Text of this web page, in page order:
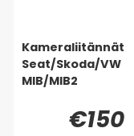
Kameraliitännät
Seat/Skoda/VW
MIB/MIB2
€150